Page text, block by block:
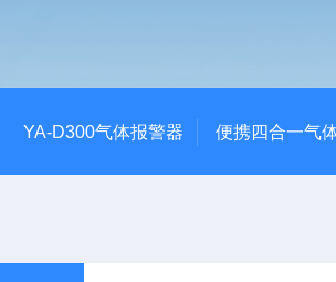
YA-D300气体报警器 便携四合一气